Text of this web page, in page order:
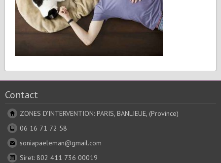
Contact
ZONES D'INTERVENTION: PARIS, BANLIEUE, (Province)
06 16 71 72 58
soniapaeleman@gmail.com
Siret: 802 411 736 00019